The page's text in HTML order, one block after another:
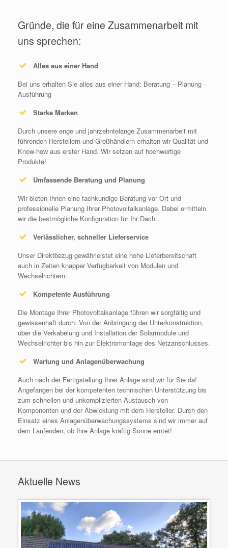
Gründe, die für eine Zusammenarbeit mit
uns sprechen:
Alles aus einer Hand
Bei uns erhalten Sie alles aus einer Hand: Beratung – Planung -
Ausführung
Starke Marken
Durch unsere enge und jahrzehntelange Zusammenarbeit mit
führenden Herstellern und Großhändlern erhalten wir Qualität und
Know-how aus erster Hand. Wir setzen auf hochwertige
Produkte!
Umfassende Beratung und Planung
Wir bieten Ihnen eine fachkundige Beratung vor Ort und
professionelle Planung Ihrer Photovoltaikanlage. Dabei ermitteln
wir die bestmögliche Konfiguration für Ihr Dach.
Verlässlicher, schneller Lieferservice
Unser Direktbezug gewährleistet eine hohe Lieferbereitschaft
auch in Zeiten knapper Verfügbarkeit von Modulen und
Wechselrichtern.
Kompetente Ausführung
Die Montage Ihrer Photovoltaikanlage führen wir sorgfältig und
gewissenhaft durch: Von der Anbringung der Unterkonstruktion,
über die Verkabelung und Installation der Solarmodule und
Wechselrichter bis hin zur Elektromontage des Netzanschlusses.
Wartung und Anlagenüberwachung
Auch nach der Fertigstellung Ihrer Anlage sind wir für Sie da!
Angefangen bei der kompetenten technischen Unterstützung bis
zum schnellen und unkomplizierten Austausch von
Komponenten und der Abwicklung mit dem Hersteller. Durch den
Einsatz eines Anlagenüberwachungssystems sind wir immer auf
dem Laufenden, ob Ihre Anlage kräftig Sonne erntet!
Aktuelle News